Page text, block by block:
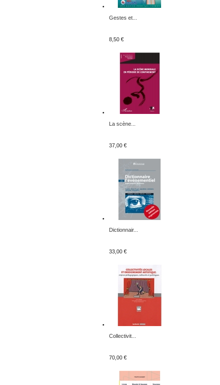
Gestes et...
8,50 €
La scène...
37,00 €
Dictionnair...
33,00 €
Collectivit...
70,00 €